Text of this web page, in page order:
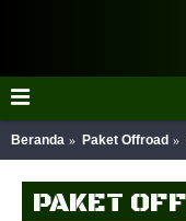
Beranda Paket Offroad
PAKET